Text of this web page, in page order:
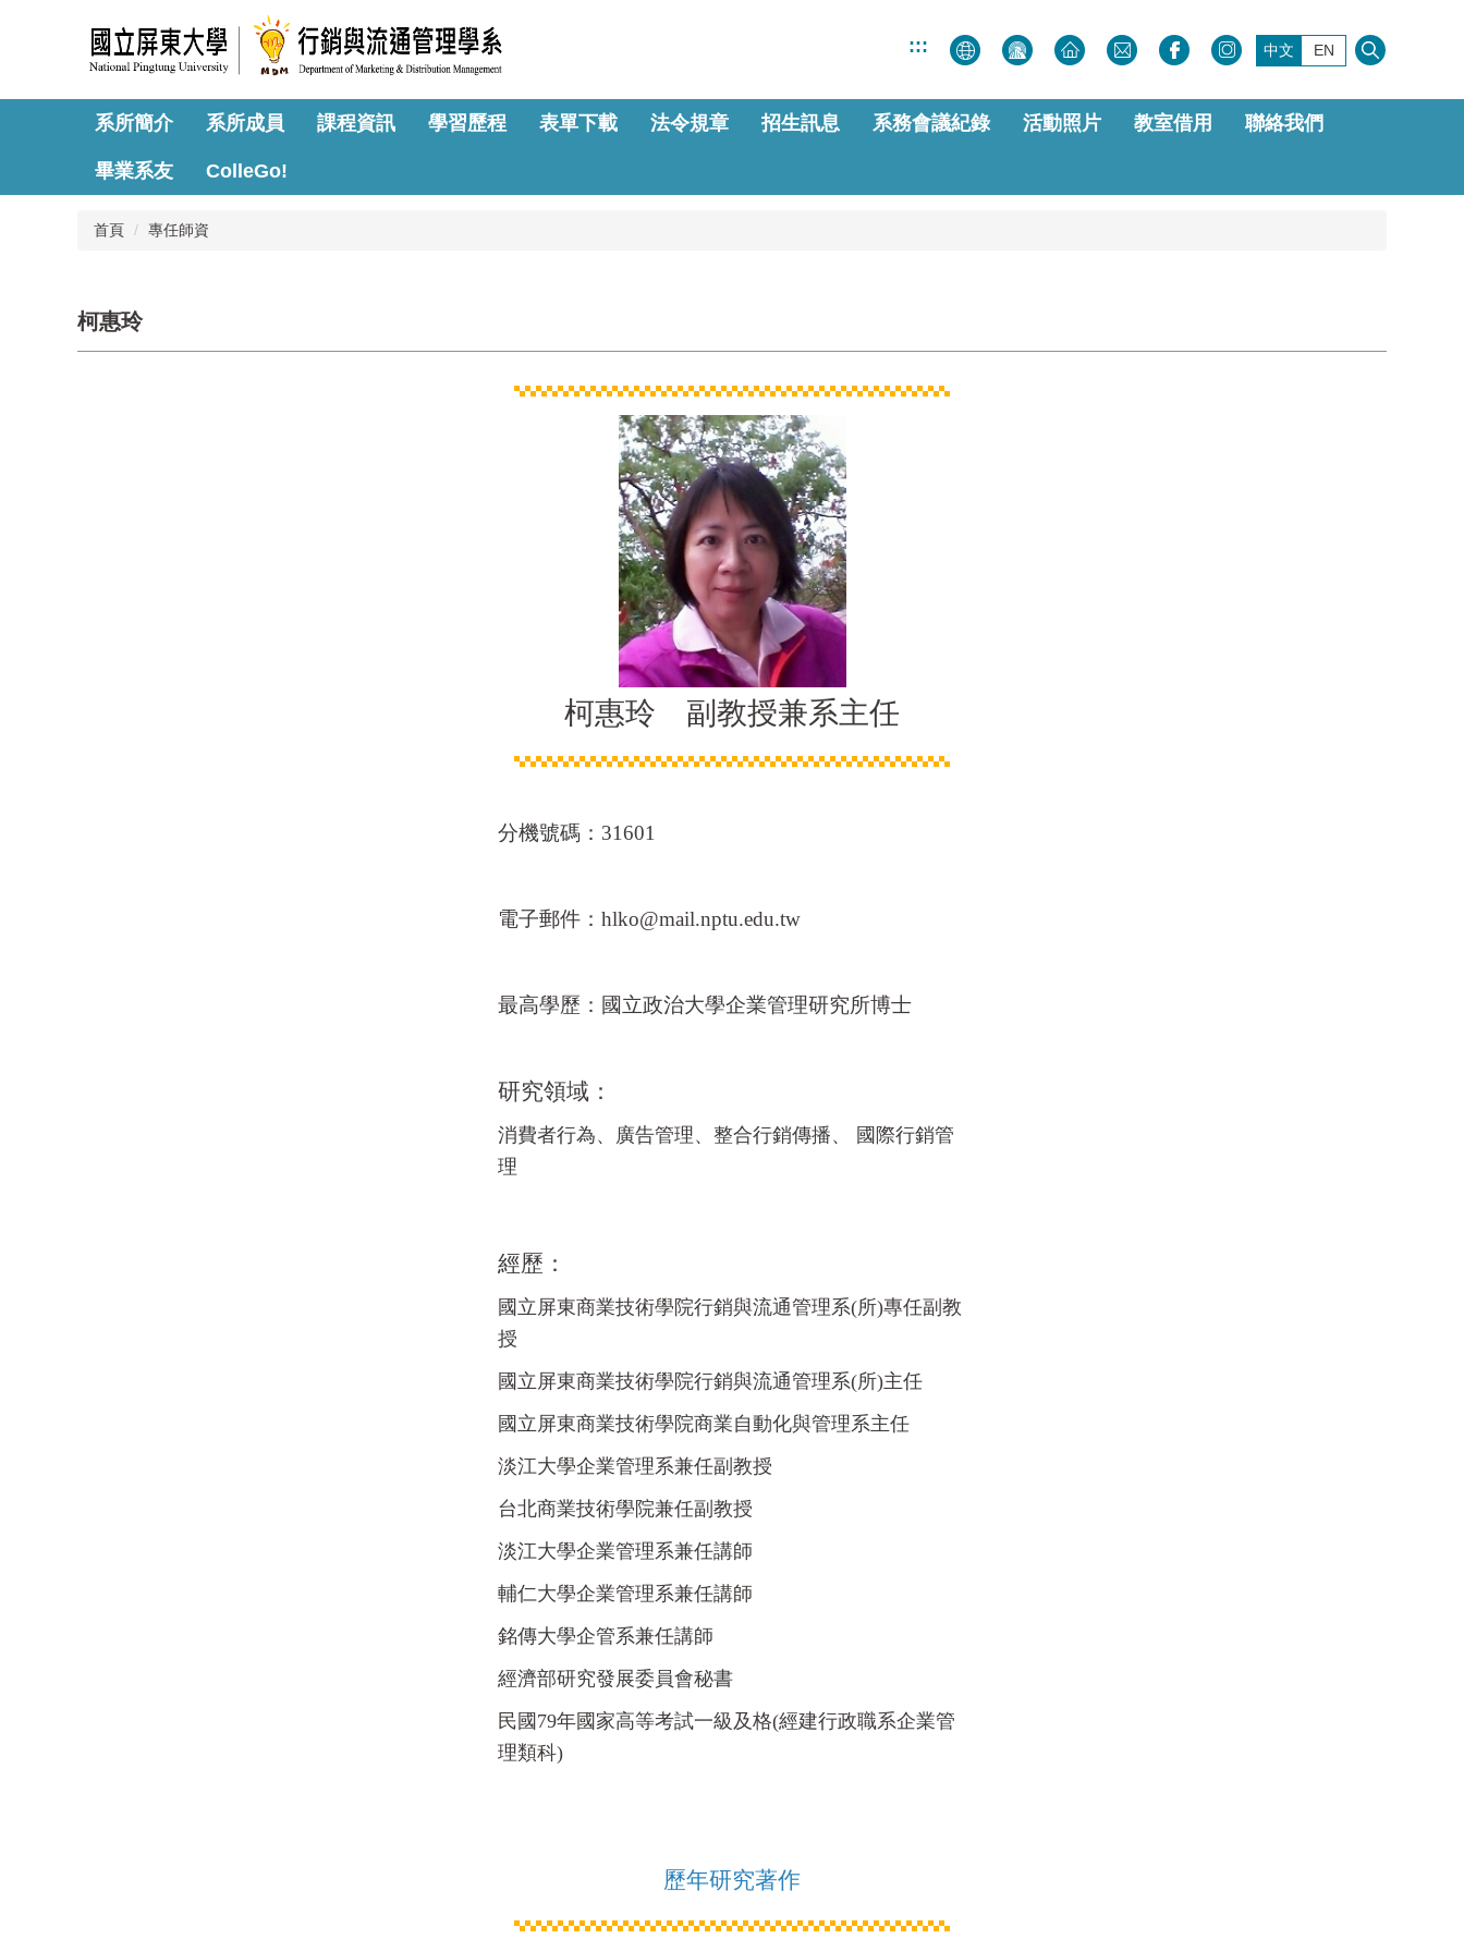
::: 中文 EN
系所簡介 系所成員 課程資訊 學習歷程 表單下載 法令規章 招生訊息 系務會議紀錄 活動照片 教室借用 聯絡我們
畢業系友 ColleGo!
首頁 專任師資
柯惠玲
柯惠玲 副教授兼系主任
分機號碼：31601
電子郵件： hlko@mail.nptu.edu.tw
最高學歷： 國立政治大學企業管理研究所博士
研究領域：
消費者行為、廣告管理、整合行銷傳播、 國際行銷管
理
經歷：
國立屏東商業技術學院行銷與流通管理系(所)專任副教
授
國立屏東商業技術學院行銷與流通管理系(所)主任
國立屏東商業技術學院商業自動化與管理系主任
淡江大學企業管理系兼任副教授
台北商業技術學院兼任副教授
淡江大學企業管理系兼任講師
輔仁大學企業管理系兼任講師
銘傳大學企管系兼任講師
經濟部研究發展委員會秘書
民國79年國家高等考試一級及格(經建行政職系企業管
理類科)
歷年研究著作